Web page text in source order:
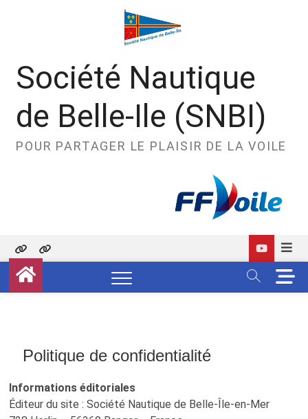
Société Nautique
de Belle-Ile (SNBI)
POUR PARTAGER LE PLAISIR DE LA VOILE
PRENDRE UNE LICENCE FFVOILE 2026
Politique
de
Contact
M
e
Politique de confidentialité
Informations éditoriales
Éditeur du site : Société Nautique de Belle-Île-en-Mer